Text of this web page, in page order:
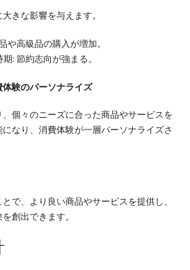
きな影響を与えます。
や高級品の購入が増加。
: 節約志向が強まる。
験のパーソナライズ
個々のニーズに合った商品やサービスを
なり、消費体験が一層パーソナライズさ
で、より良い商品やサービスを提供し、
創出できます。